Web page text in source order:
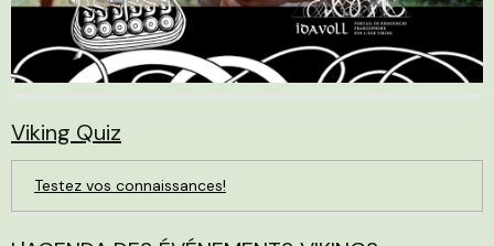
Viking Quiz
Testez vos connaissances!